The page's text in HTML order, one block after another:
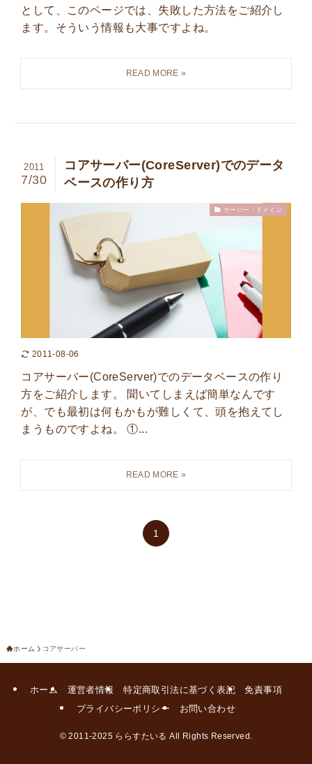
として、このページでは、失敗した方法をご紹介し
ます。そういう情報も大事ですよね。
コアサーバー(CoreServer)でのデータ
ベースの作り方
2011
7/30
サーバー・ドメイン
2011-08-06
コアサーバー(CoreServer)でのデータベースの作り
方をご紹介します。 聞いてしまえば簡単なんです
が、でも最初は何もかもが難しくて、頭を抱えてし
まうものですよね。 ①...
1
ホーム コアサーバー
ホーム 運営者情報 特定商取引法に基づく表記
免責事項
プライバシーポリシー
お問い合わせ
© 2011-2025 ららすたいる All Rights Reserved.